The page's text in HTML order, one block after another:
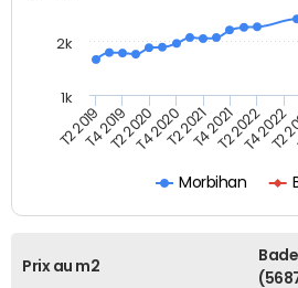
Morbihan
T2 2019T4 2019T2 2020T4 2020T2 2021T4 2021T2 2022T4 2022
T2
1k
2k
Prix au m2